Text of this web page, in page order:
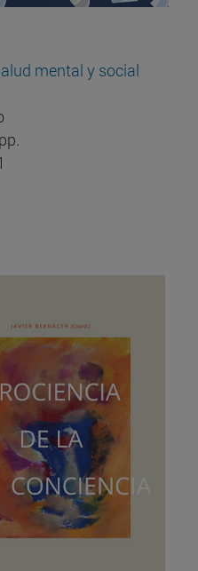
mental y social